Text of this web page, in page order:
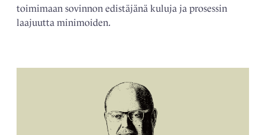
toimimaan sovinnon edistäjänä kuluja ja prosessin
laajuutta minimoiden.